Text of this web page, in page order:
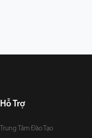
Hỗ Trợ
Trung Tâm Đào Tạo